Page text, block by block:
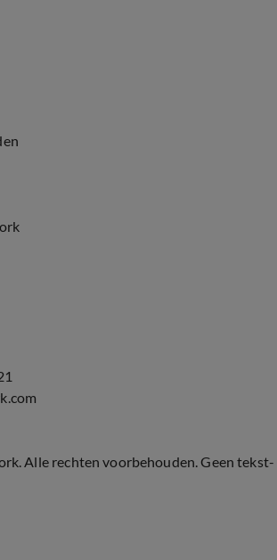
Alle rechten voorbehouden. Geen tekst-